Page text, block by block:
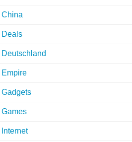
China
Deals
Deutschland
Empire
Gadgets
Games
Internet